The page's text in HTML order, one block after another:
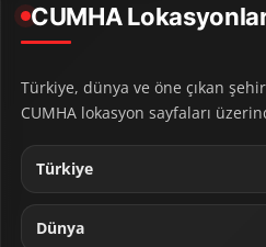
CUMHA
Türkiye, dünya ve öne çıkan
CUMHA lokasyon sayfaları
Türkiye
Dünya